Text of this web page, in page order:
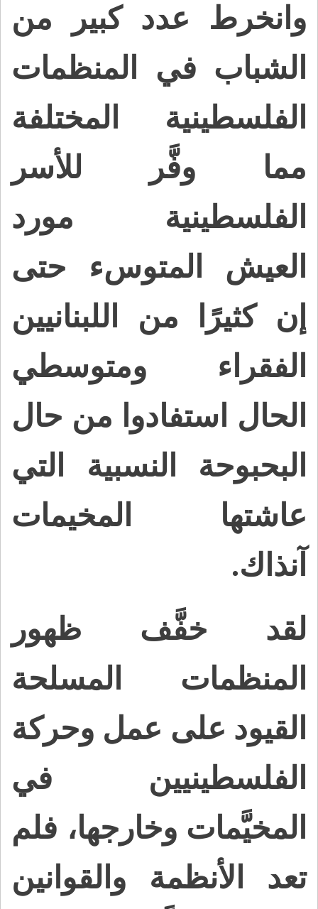
وانخرط عدد كبير من
الشباب في المنظمات
الفلسطينية المختلفة
مما وفَّر للأسر
الفلسطينية مورد
العيش المتوسء حتى
إن كثيرًا من اللبنانيين
الفقراء ومتوسطي
الحال استفادوا من حال
البحبوحة النسبية التي
عاشتها المخيمات
آنذاك.
لقد خفَّف ظهور
المنظمات المسلحة
القيود على عمل وحركة
الفلسطينيين في
المخيَّمات وخارجها، فلم
تعد الأنظمة والقوانين